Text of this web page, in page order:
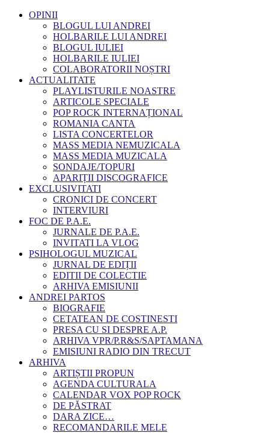
OPINII
BLOGUL LUI ANDREI
HOLBARILE LUI ANDREI
BLOGUL IULIEI
HOLBARILE IULIEI
COLABORATORII NOȘTRI
ACTUALITATE
PLAYLISTURILE NOASTRE
ARTICOLE SPECIALE
POP ROCK INTERNAȚIONAL
ROMANIA CANTA
LISTA CONCERTELOR
MASS MEDIA NEMUZICALA
MASS MEDIA MUZICALA
SONDAJE/TOPURI
APARIȚII DISCOGRAFICE
EXCLUSIVITATI
CRONICI DE CONCERT
INTERVIURI
FOC DE P.A.E.
JURNALE DE P.A.E.
INVITATI LA VLOG
PSIHOLOGUL MUZICAL
JURNAL DE EDIȚII
EDITII DE COLECTIE
ARHIVA EMISIUNII
ANDREI PARTOS
BIOGRAFIE
CETATEAN DE COSTINESTI
PRESA CU SI DESPRE A.P.
ARHIVA VPR/P.R&S/SAPTAMANA
EMISIUNI RADIO DIN TRECUT
ARHIVA
ARTIȘTII PROPUN
AGENDA CULTURALA
CALENDAR VOX POP ROCK
DE PĂSTRAT
DARA ZICE…
RECOMANDARILE MELE